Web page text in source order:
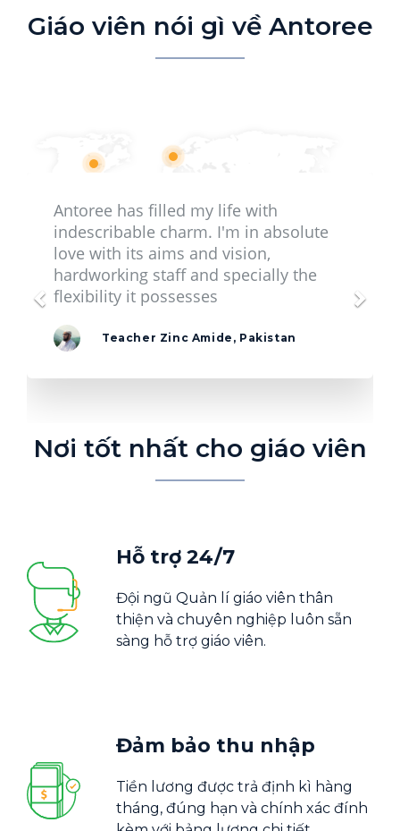
Giáo viên nói gì về Antoree
Antoree has filled my life with
indescribable charm. I'm in absolute
love with its aims and vision,
hardworking staff and specially the
flexibility it possesses
Teacher Zinc Amide, Pakistan
Nơi tốt nhất cho giáo viên
Hỗ trợ 24/7
Đội ngũ Quản lí giáo viên thân
thiện và chuyên nghiệp luôn sẵn
sàng hỗ trợ giáo viên.
Đảm bảo thu nhập
Tiền lương được trả định kì hàng
tháng, đúng hạn và chính xác đính